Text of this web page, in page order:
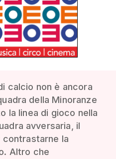
calcio non è ancora
della Minoranze
la linea di gioco nella
avversaria, il
contrastarne la
Altro che